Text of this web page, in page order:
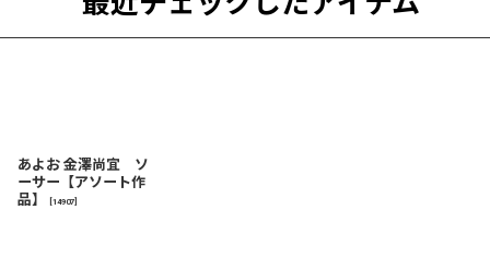
あよお 金澤尚宜 ソ
ーサー【アソート作
品】
14907